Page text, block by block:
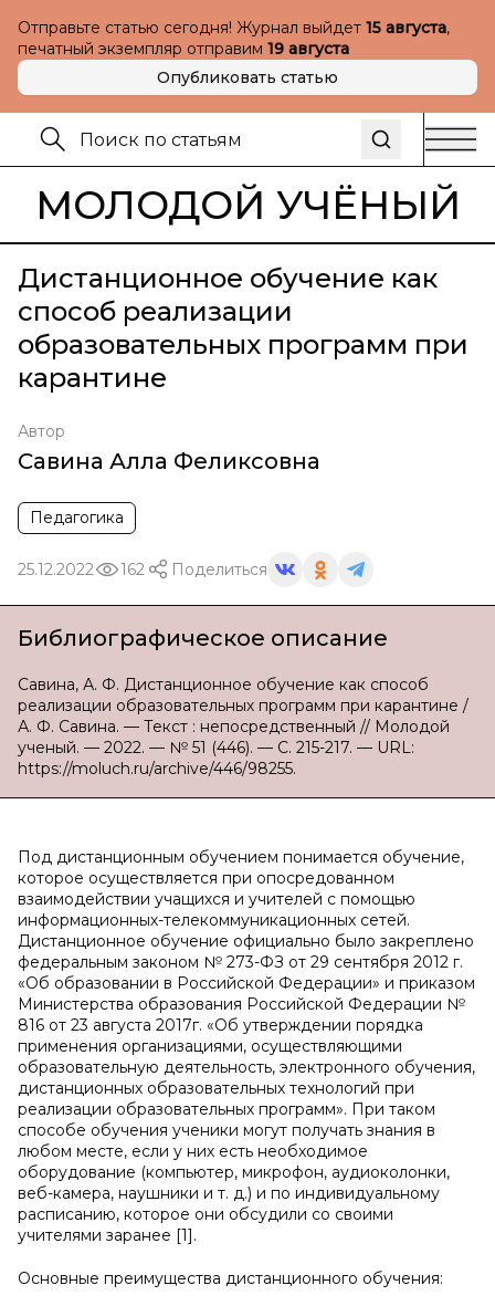
Отправьте статью сегодня! Журнал выйдет 15 августа,
печатный экземпляр отправим 19 августа
Опубликовать статью
МОЛОДОЙ УЧЁНЫЙ
Дистанционное обучение как
способ реализации
образовательных программ при
карантине
Автор
Савина Алла Феликсовна
Педагогика
25.12.2022 162 Поделиться
Библиографическое описание
Савина, А. Ф. Дистанционное обучение как способ
реализации образовательных программ при карантине /
А. Ф. Савина. — Текст : непосредственный // Молодой
ученый. — 2022. — № 51 (446). — С. 215-217. — URL:
https://moluch.ru/archive/446/98255.
Под дистанционным обучением понимается обучение,
которое осуществляется при опосредованном
взаимодействии учащихся и учителей с помощью
информационных-телекоммуникационных сетей.
Дистанционное обучение официально было закреплено
федеральным законом № 273-ФЗ от 29 сентября 2012 г.
«Об образовании в Российской Федерации» и приказом
Министерства образования Российской Федерации №
816 от 23 августа 2017г. «Об утверждении порядка
применения организациями, осуществляющими
образовательную деятельность, электронного обучения,
дистанционных образовательных технологий при
реализации образовательных программ». При таком
способе обучения ученики могут получать знания в
любом месте, если у них есть необходимое
оборудование (компьютер, микрофон, аудиоколонки,
веб-камера, наушники и т. д.) и по индивидуальному
расписанию, которое они обсудили со своими
учителями заранее [1].
Основные преимущества дистанционного обучения: